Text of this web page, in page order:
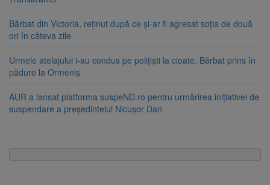
Bărbat din Victoria, reținut după ce și-ar fi agresat soția de două
ori în câteva zile
Urmele atelajului i-au condus pe polițiști la cioate. Bărbat prins în
pădure la Ormeniș
AUR a lansat platforma suspeND.ro pentru urmărirea inițiativei de
suspendare a președintelui Nicușor Dan